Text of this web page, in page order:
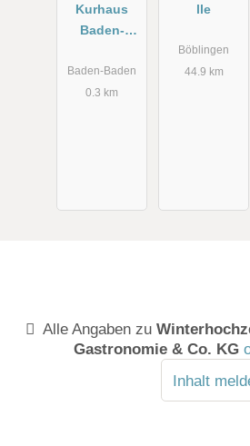
Kurhaus
Baden-
Baden-Baden
0.3 km
lle
Böblingen
44.9 km
Alle Angaben zu
Gastronomie & Co. KG
Inhalt